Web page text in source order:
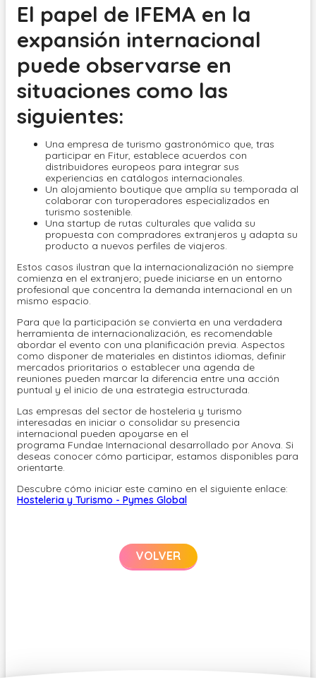
El papel de IFEMA en la
expansión internacional
puede observarse en
situaciones como las
siguientes:
Una empresa de turismo gastronómico que, tras
participar en Fitur, establece acuerdos con
distribuidores europeos para integrar sus
experiencias en catálogos internacionales.
Un alojamiento boutique que amplía su temporada al
colaborar con turoperadores especializados en
turismo sostenible.
Una startup de rutas culturales que valida su
propuesta con compradores extranjeros y adapta su
producto a nuevos perfiles de viajeros.
Estos casos ilustran que la internacionalización no siempre
comienza en el extranjero; puede iniciarse en un entorno
profesional que concentra la demanda internacional en un
mismo espacio.
Para que la participación se convierta en una verdadera
herramienta de internacionalización, es recomendable
abordar el evento con una planificación previa. Aspectos
como disponer de materiales en distintos idiomas, definir
mercados prioritarios o establecer una agenda de
reuniones pueden marcar la diferencia entre una acción
puntual y el inicio de una estrategia estructurada.
Las empresas del sector de hosteleria y turismo
interesadas en iniciar o consolidar su presencia
internacional pueden apoyarse en el
programa Fundae Internacional desarrollado por Anova. Si
deseas conocer cómo participar, estamos disponibles para
orientarte.
Descubre cómo iniciar este camino en el siguiente enlace:
Hosteleria y Turismo - Pymes Global
VOLVER